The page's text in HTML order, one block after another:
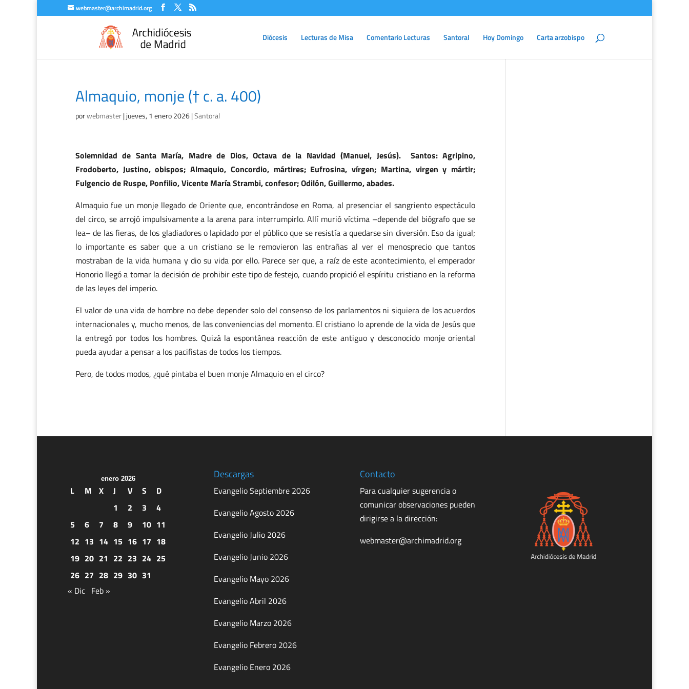
webmaster@archimadrid.org
Diócesis Lecturas de Misa Comentario Lecturas Santoral Hoy Domingo Carta arzobispo
Almaquio, monje († c. a. 400)
porwebmaster|jueves, 1 enero 2026|Santoral
Solemnidad de Santa María, Madre de Dios, Octava de la Navidad (Manuel, Jesús). Santos: Agripino,
Frodoberto, Justino, obispos; Almaquio, Concordio, mártires; Eufrosina, vírgen; Martina, virgen y mártir;
Fulgencio de Ruspe, Ponfilio, Vicente María Strambi, confesor; Odilón, Guillermo, abades.
Almaquio fue un monje llegado de Oriente que, encontrándose en Roma, al presenciar el sangriento espectáculo
del circo, se arrojó impulsivamente a la arena para interrumpirlo. Allí murió víctima –depende del biógrafo que se
lea– de las fieras, de los gladiadores o lapidado por el público que se resistía a quedarse sin diversión. Eso da igual;
lo importante es saber que a un cristiano se le removieron las entrañas al ver el menosprecio que tantos
mostraban de la vida humana y dio su vida por ello. Parece ser que, a raíz de este acontecimiento, el emperador
Honorio llegó a tomar la decisión de prohibir este tipo de festejo, cuando propició el espíritu cristiano en la reforma
de las leyes del imperio.
El valor de una vida de hombre no debe depender solo del consenso de los parlamentos ni siquiera de los acuerdos
internacionales y, mucho menos, de las conveniencias del momento. El cristiano lo aprende de la vida de Jesús que
la entregó por todos los hombres. Quizá la espontánea reacción de este antiguo y desconocido monje oriental
pueda ayudar a pensar a los pacifistas de todos los tiempos.
Pero, de todos modos, ¿qué pintaba el buen monje Almaquio en el circo?
enero 2026
L M X J V S
D
1
2 3
4
5
6 7 8 9 10 11
12 13 14 15 16 17 18
19 20 21 22 23 24 25
26 27 28 29 30 31
« Dic Feb »
Descargas
Evangelio Septiembre 2026
Evangelio Agosto 2026
Evangelio Julio 2026
Evangelio Junio 2026
Evangelio Mayo 2026
Evangelio Abril 2026
Evangelio Marzo 2026
Evangelio Febrero 2026
Evangelio Enero 2026
Contacto
Para cualquier sugerencia o
comunicar observaciones pueden
dirigirse a la dirección:
webmaster@archimadrid.org